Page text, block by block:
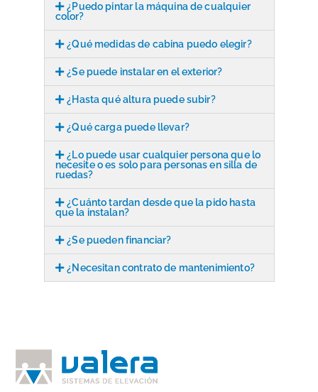
¿Puedo pintar la máquina de cualquier
color?
¿Qué medidas de cabina puedo elegir?
¿Se puede instalar en el exterior?
¿Hasta qué altura puede subir?
¿Qué carga puede llevar?
¿Lo puede usar cualquier persona que lo
necesite o es solo para personas en silla de
ruedas?
¿Cuánto tardan desde que la pido hasta
que la instalan?
¿Se pueden financiar?
¿Necesitan contrato de mantenimiento?